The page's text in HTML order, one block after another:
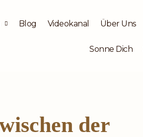
Blog Videokanal Über Uns
Sonne Dich
der